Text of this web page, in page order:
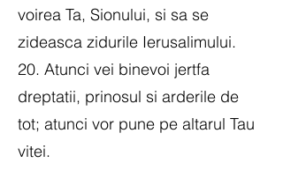
voirea Ta, Sionului, si sa se
zideasca zidurile Ierusalimului.
20. Atunci vei binevoi jertfa
dreptatii, prinosul si arderile de
tot; atunci vor pune pe altarul Tau
vitei.